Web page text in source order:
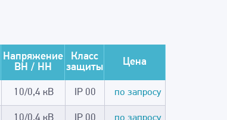
Напряжение
ВН / НН
Класс
защиты
Цена
10/0,4 кВ IP 00 по запросу
10/0,4 кВ IP 00 по запросу